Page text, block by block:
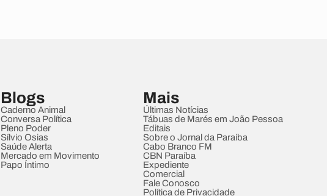
Blogs
Caderno Animal
Conversa Política
Pleno Poder
Sílvio Osias
Saúde Alerta
Mercado em Movimento
Papo Íntimo
Mais
Últimas Notícias
Tábuas de Marés em João Pessoa
Editais
Sobre o Jornal da Paraíba
Cabo Branco FM
CBN Paraíba
Expediente
Comercial
Fale Conosco
Política de Privacidade